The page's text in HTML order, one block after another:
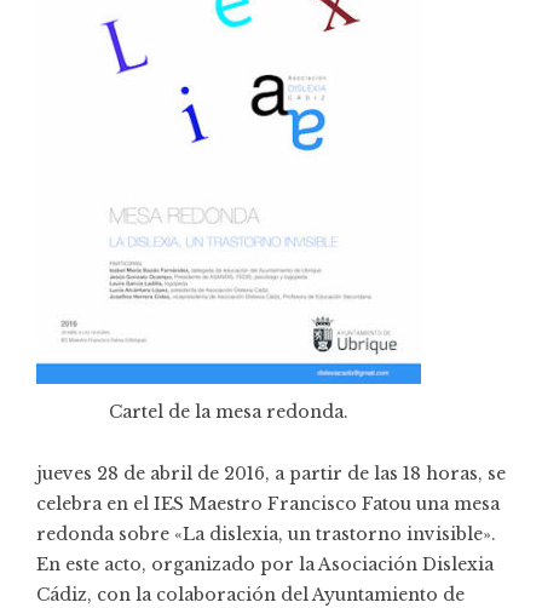
Cartel de la mesa redonda.
jueves 28 de abril de 2016, a partir de las 18 horas, se
celebra en el IES Maestro Francisco Fatou una mesa
redonda sobre «La dislexia, un trastorno invisible».
En este acto, organizado por la Asociación Dislexia
Cádiz, con la colaboración del Ayuntamiento de